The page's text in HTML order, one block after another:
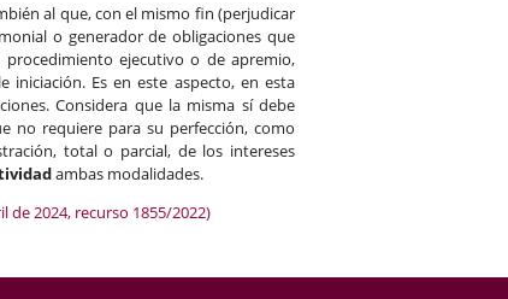
al que, con el mismo fin (perjudicar
o generador de obligaciones que
ejecutivo o de apremio,
iniciación. Es en este aspecto, en esta
Considera que la misma sí debe
no requiere para su perfección, como
total o parcial, de los intereses
ambas modalidades.
de 2024, recurso 1855/2022)